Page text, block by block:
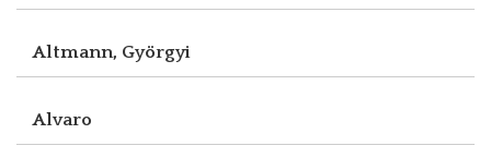
Altmann, Györgyi
Alvaro